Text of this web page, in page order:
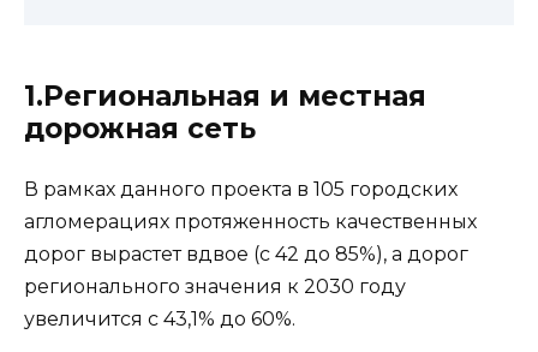
1.Региональная и местная
дорожная сеть
В рамках данного проекта в 105 городских
агломерациях протяженность качественных
дорог вырастет вдвое (с 42 до 85%), а дорог
регионального значения к 2030 году
увеличится с 43,1% до 60%.